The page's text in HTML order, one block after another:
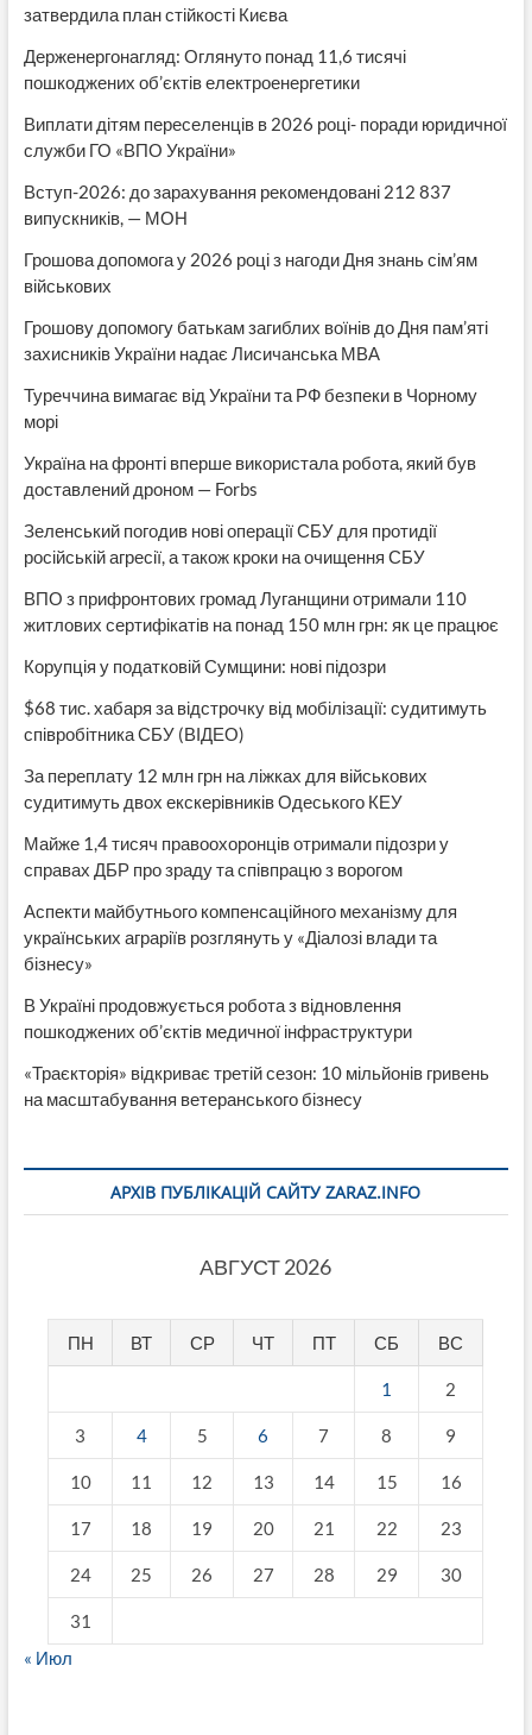
затвердила план стійкості Києва
Держенергонагляд: Оглянуто понад 11,6 тисячі
пошкоджених об’єктів електроенергетики
Виплати дітям переселенців в 2026 році- поради юридичної
служби ГО «ВПО України»
Вступ-2026: до зарахування рекомендовані 212 837
випускників, — МОН
Грошова допомога у 2026 році з нагоди Дня знань сім’ям
військових
Грошову допомогу батькам загиблих воїнів до Дня пам’яті
захисників України надає Лисичанська МВА
Туреччина вимагає від України та РФ безпеки в Чорному
морі
Україна на фронті вперше використала робота, який був
доставлений дроном — Forbs
Зеленський погодив нові операції СБУ для протидії
російській агресії, а також кроки на очищення СБУ
ВПО з прифронтових громад Луганщини отримали 110
житлових сертифікатів на понад 150 млн грн: як це працює
Корупція у податковій Сумщини: нові підозри
$68 тис. хабаря за відстрочку від мобілізації: судитимуть
співробітника СБУ (ВІДЕО)
За переплату 12 млн грн на ліжках для військових
судитимуть двох екскерівників Одеського КЕУ
Майже 1,4 тисяч правоохоронців отримали підозри у
справах ДБР про зраду та співпрацю з ворогом
Аспекти майбутнього компенсаційного механізму для
українських аграріїв розглянуть у «Діалозі влади та
бізнесу»
В Україні продовжується робота з відновлення
пошкоджених об’єктів медичної інфраструктури
«Траєкторія» відкриває третій сезон: 10 мільйонів гривень
на масштабування ветеранського бізнесу
АРХІВ ПУБЛІКАЦІЙ САЙТУ ZARAZ.INFO
АВГУСТ 2026
ПН ВТ СР ЧТ ПТ СБ ВС
1 2
3 4 5 6 7 8 9
10 11 12 13 14 15 16
17 18 19 20 21 22 23
24 25 26 27 28 29 30
31
« Июл